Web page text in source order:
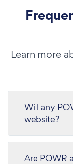
Learn more
Will any
website?
Are POWR